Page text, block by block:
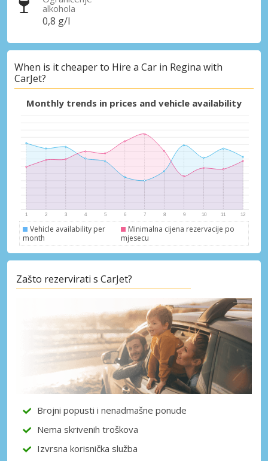
Pristupite ekskluzivnim ponudama naših
dobavljača
Prijava putem eLinka
alkohola
0,8 g/l
When is it cheaper to Hire a Car in Regina with
CarJet?
Monthly trends in prices and vehicle availability
Vehicle availability per
month
Minimalna cijena rezervacije po
mjesecu
Zašto rezervirati s CarJet?
Brojni popusti i nenadmašne ponude
Nema skrivenih troškova
Izvrsna korisnička služba